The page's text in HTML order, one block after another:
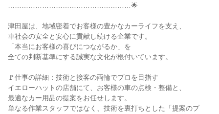
………………………………………………🌟
津田屋は、地域密着でお客様の豊かなカーライフを支え、
車社会の安全と安心に貢献し続ける企業です。
「本当にお客様の喜びにつながるか」を
全ての判断基準にする誠実な文化が根付いています。
🚩仕事の詳細：技術と接客の両輪でプロを目指す
イエローハットの店舗にて、お客様の車の点検・整備と、
最適なカー用品の提案をお任せします。
単なる作業スタッフではなく、技術を裏打ちとした「提案のプ